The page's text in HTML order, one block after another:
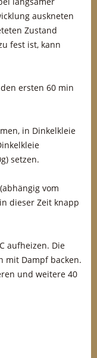
auskneten
Zustand
fest ist, kann
ersten 60 min
in Dinkelkleie
setzen.
vom
dieser Zeit knapp
aufheizen. Die
mit Dampf backen.
und weitere 40